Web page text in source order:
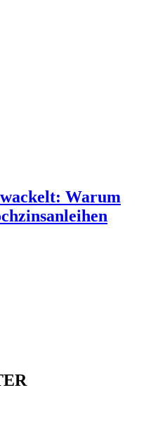
Warum